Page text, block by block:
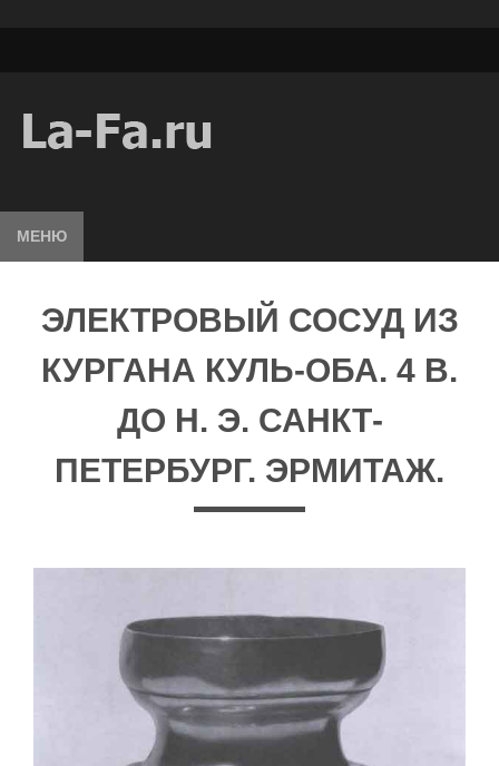
МЕНЮ
ЭЛЕКТРОВЫЙ СОСУД ИЗ
КУРГАНА КУЛЬ-ОБА. 4 В.
ДО Н. Э. САНКТ-
ПЕТЕРБУРГ. ЭРМИТАЖ.